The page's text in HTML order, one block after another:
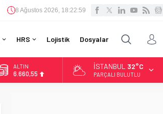
8 Ağustos 2026, 18:23:00
HRS Lojistik Dosyalar
ALTIN
6.660,55
İSTANBUL 32°C
PARÇALI BULUTLU